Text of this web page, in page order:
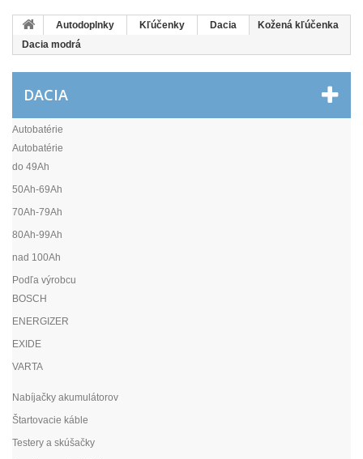
Autodoplnky Kľúčenky Dacia
Kožená kľúčenka
Dacia modrá
DACIA
Autobatérie
Autobatérie
do 49Ah
50Ah-69Ah
70Ah-79Ah
80Ah-99Ah
nad 100Ah
Podľa výrobcu
BOSCH
ENERGIZER
EXIDE
VARTA
Nabíjačky akumulátorov
Štartovacie káble
Testery a skúšačky